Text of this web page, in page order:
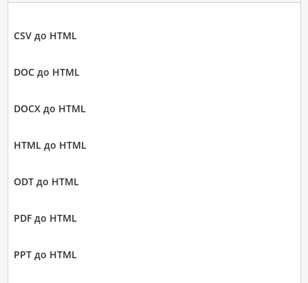
CSV до HTML
DOC до HTML
DOCX до HTML
HTML до HTML
ODT до HTML
PDF до HTML
PPT до HTML